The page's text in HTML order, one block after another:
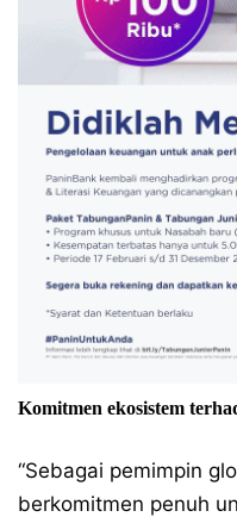
Komitmen ekosistem
“Sebagai pemimpin
berkomitmen penuh